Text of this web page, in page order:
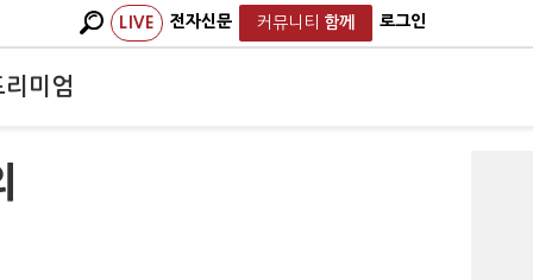
LIVE 전자신문 커뮤니티 함께 로그인
리미엄